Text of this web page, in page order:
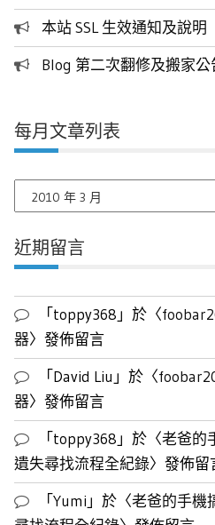
本站 SSL 生效通知及說明
Blog 第二次翻修及搬家公
每月文章列表
月
章
列
近期留言
「toppy368 」於〈
器〉發佈留言
「David Liu 」於〈
器〉發佈留言
「toppy368 」於〈老爸的
遺失尋找流程全紀錄〉發佈留
「Yumi 」於〈老爸的手機